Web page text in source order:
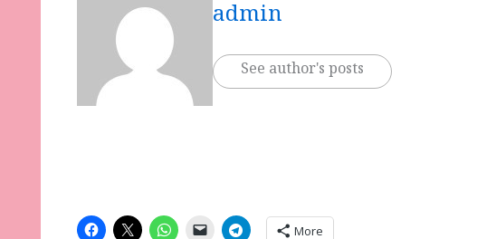
admin
See author's posts
More